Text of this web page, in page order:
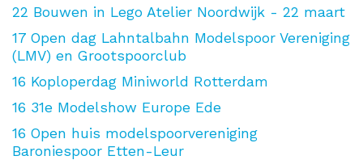
22 Bouwen in Lego Atelier Noordwijk - 22 maart
17 Open dag Lahntalbahn Modelspoor Vereniging
(LMV) en Grootspoorclub
16 Koploperdag Miniworld Rotterdam
16 31e Modelshow Europe Ede
16 Open huis modelspoorvereniging
Baroniespoor Etten-Leur